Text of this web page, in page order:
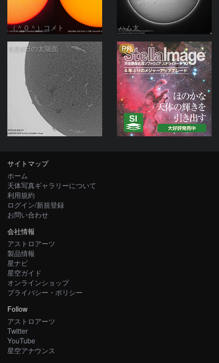
（＾０＾）コメト ハム太
8月8日の太陽面
ta-o
PR
サイトマップ
ホーム
天体写真ギャラリーについて
利用規約
ログイン/新規登録
お問い合わせ
会社情報
アストロアーツ
製品情報
星ナビ
星空ガイド
オンラインショップ
プライバシー・ポリシー
Follow
アストロアーツ
Twitter
YouTube
星空アナウンス